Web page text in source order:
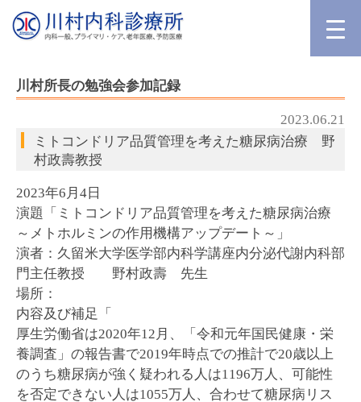
川村所長の勉強会参加記録
2023.06.21
ミトコンドリア品質管理を考えた糖尿病治療 野
村政壽教授
2023年6月4日
演題「ミトコンドリア品質管理を考えた糖尿病治療
～メトホルミンの作用機構アップデート～」
演者：久留米大学医学部内科学講座内分泌代謝内科部
門主任教授 野村政壽 先生
場所：
内容及び補足「
厚生労働省は2020年12月、「令和元年国民健康・栄
養調査」の報告書で2019年時点での推計で20歳以上
のうち糖尿病が強く疑われる人は1196万人、可能性
を否定できない人は1055万人、合わせて糖尿病リス